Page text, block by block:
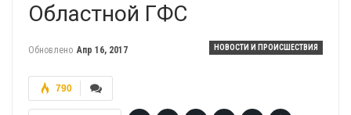
Областной ГФС
НОВОСТИ И ПРОИСШЕСТВИЯ
Обновлено Апр 16, 2017
790